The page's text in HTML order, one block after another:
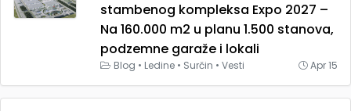
stambenog kompleksa Expo 2027 –
Na 160.000 m2 u planu 1.500 stanova,
podzemne garaže i lokali
Blog • Ledine • Surčin • Vesti Apr 15